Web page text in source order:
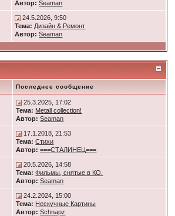
Автор: Seaman
24.5.2026, 9:50
Тема: Дизайн & Ремонт
Автор: Seaman
Последнее сообщение
25.3.2025, 17:02
Тема: Metall collection!
Автор: Seaman
17.1.2018, 21:53
Тема: Стихи
Автор: ===СТАЛИНЕЦ===
20.5.2026, 14:58
Тема: Фильмы, снятые в КО.
Автор: Seaman
24.2.2024, 15:00
Тема: Нескучные Картины
Автор: Schnapz